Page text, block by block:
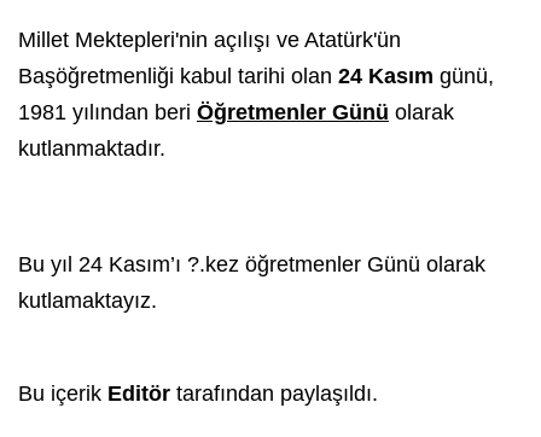
Millet Mektepleri'nin açılışı ve Atatürk'ün
Başöğretmenliği kabul tarihi olan 24 Kasım günü,
1981 yılından beri Öğretmenler Günü olarak
kutlanmaktadır.
Bu yıl 24 Kasım’ı ?.kez öğretmenler Günü olarak
kutlamaktayız.
Bu içerik Editör tarafından paylaşıldı.